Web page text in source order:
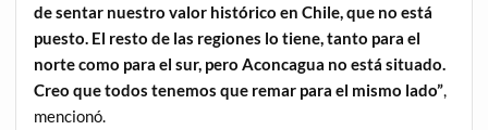
de sentar nuestro valor histórico en Chile, que no está
puesto. El resto de las regiones lo tiene, tanto para el
norte como para el sur, pero Aconcagua no está situado.
Creo que todos tenemos que remar para el mismo lado”,
mencionó.